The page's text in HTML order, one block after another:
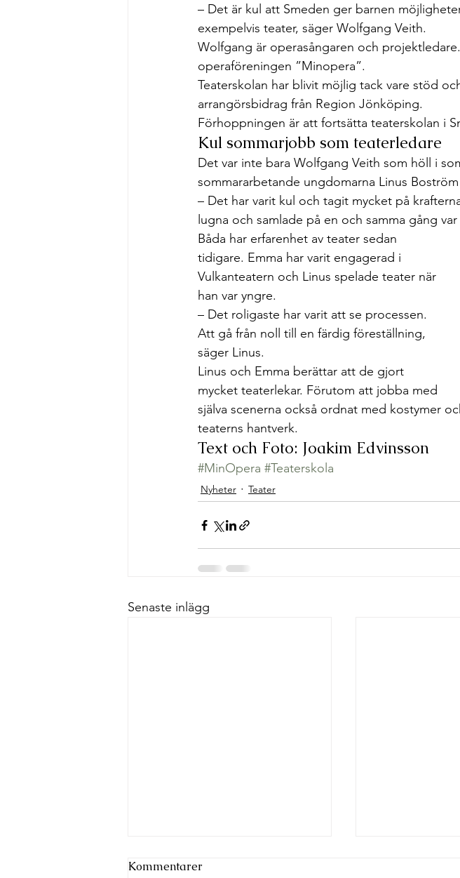
– Det är kul att Smeden ger barnen
exempelvis teater, säger Wolfgang Veith.
Wolfgang är operasångaren och
operaföreningen ”Minopera”.
Teaterskolan har blivit möjlig tack vare stöd
arrangörsbidrag från Region Jönköping.
Förhoppningen är att fortsätta teaterskolan i
Kul sommarjobb som teaterledare
Det var inte bara Wolfgang Veith som höll i
sommararbetande ungdomarna Linus
– Det har varit kul och tagit mycket på
lugna och samlade på en och samma gång
Båda har erfarenhet av teater sedan
tidigare. Emma har varit engagerad i
Vulkanteatern och Linus spelade teater när
han var yngre.
– Det roligaste har varit att se processen.
Att gå från noll till en färdig föreställning,
säger Linus.
Linus och Emma berättar att de gjort
mycket teaterlekar. Förutom att jobba med
själva scenerna också ordnat med kostymer
teaterns hantverk.
Text och Foto: Joakim Edvinsson
#MinOpera #Teaterskola
Nyheter Teater
Senaste inlägg
Kommentarer